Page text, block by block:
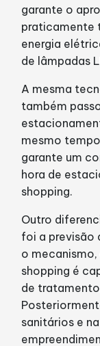
garante o
praticamente
energia
de lâmpadas
A mesma
também
mesmo
garante um
hora de
shopping.
Outro
foi a previsão
o
shopping é
de
sanitários e